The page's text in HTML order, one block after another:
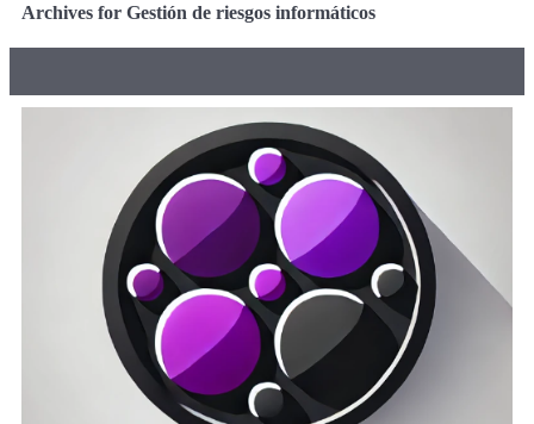
Archives for Gestión de riesgos informáticos